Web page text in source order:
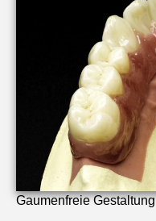
Gaumenfreie Gestaltung